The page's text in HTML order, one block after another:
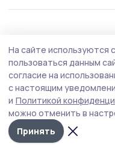
Коллективы
присоединяются
Перечислить
работники культуры
округа. Собранные
российских военных,
На сайте используются
пользоваться данным
согласие на
с настоящим
и Политикой
можно отменить в
Принять